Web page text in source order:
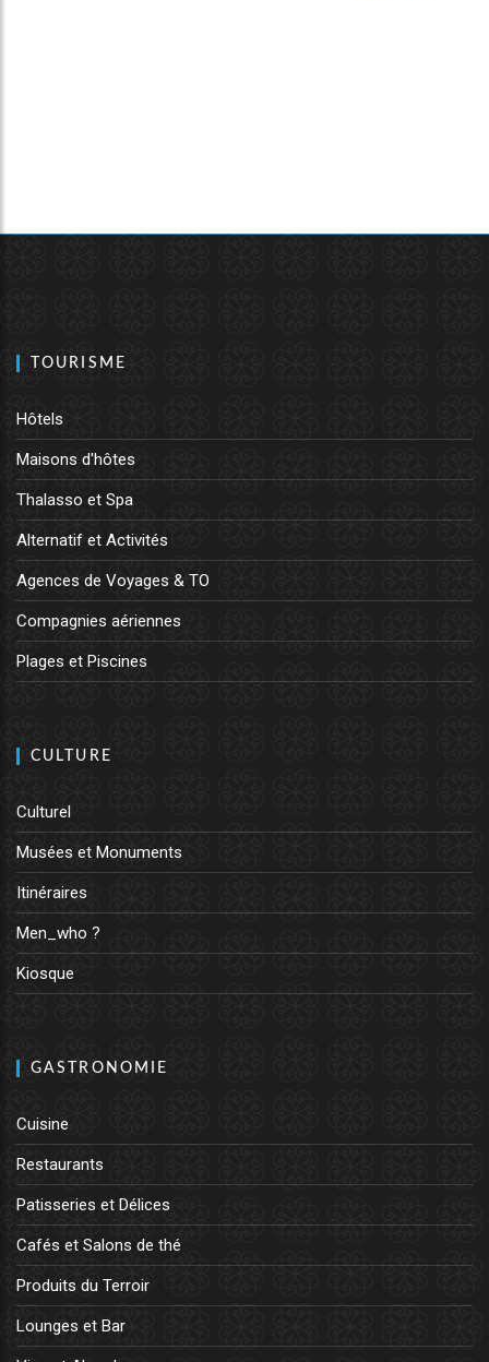
TOURISME
Hôtels
Maisons d'hôtes
Thalasso et Spa
Alternatif et Activités
Agences de Voyages & TO
Compagnies aériennes
Plages et Piscines
CULTURE
Culturel
Musées et Monuments
Itinéraires
Men_who ?
Kiosque
GASTRONOMIE
Cuisine
Restaurants
Patisseries et Délices
Cafés et Salons de thé
Produits du Terroir
Lounges et Bar